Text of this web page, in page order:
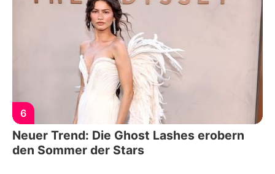
6
Neuer Trend: Die Ghost Lashes erobern
den Sommer der Stars